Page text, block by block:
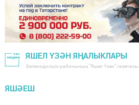
ЯШЕЛ ҮЗӘН ЯҢАЛЫКЛАРЫ
Зеленодольск районының "Яшел Үзән" газетасы
ЯШӘЕШ